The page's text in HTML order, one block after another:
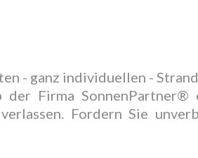
- ganz individuellen -
Firma SonnenPartner®
Fordern Sie